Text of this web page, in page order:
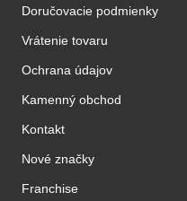
Doručovacie podmienky
Vrátenie tovaru
Ochrana údajov
Kamenný obchod
Kontakt
Nové značky
Franchise